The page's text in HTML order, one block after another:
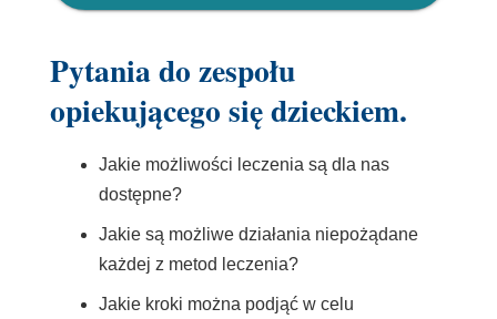
Pytania do zespołu
opiekującego się dzieckiem.
Jakie możliwości leczenia są dla nas
dostępne?
Jakie są możliwe działania niepożądane
każdej z metod leczenia?
Jakie kroki można podjąć w celu